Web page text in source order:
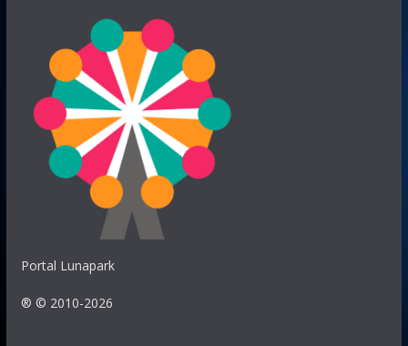
Sącz jak przyjedzie to przyjedzie the bill
BARTEK
24.07 06:21
Orientuje się ktoś gdzie teraz jest break dance lunaparku
Krasnal?
WOJTEK
24.07 00:51
CZEGO SIE NIE DA? ZE SOBĄ BYŚ COŚ ZROBIŁ MOŻE…TO
CHYBA TY MASZ JAKIS PROBLEM A NIE JA. ZAMIAST SIE
24.07 00:39
Portal Lunapark
® © 2010-2026